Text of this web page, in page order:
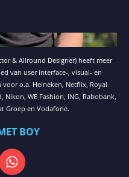
& Allround Designer) heeft meer
van user interface-, visual- en
o.a. Heineken, Netflix, Royal
Nikon, WE Fashion, ING, Rabobank,
Groep en Vodafone.
BOY